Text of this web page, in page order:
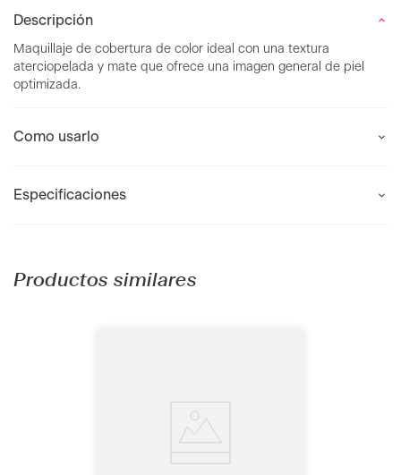
Descripción
Maquillaje de cobertura de color ideal con una textura
aterciopelada y mate que ofrece una imagen general de piel
optimizada.
Como usarlo
Especificaciones
Productos similares